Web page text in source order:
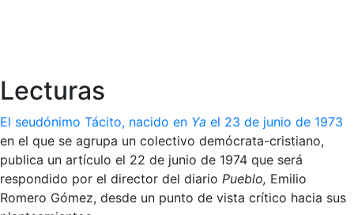
Lecturas
El seudónimo Tácito, nacido en Ya el 23 de junio de 1973
en el que se agrupa un colectivo demócrata-cristiano,
publica un artículo el 22 de junio de 1974 que será
respondido por el director del diario Pueblo, Emilio
Romero Gómez, desde un punto de vista crítico hacia sus